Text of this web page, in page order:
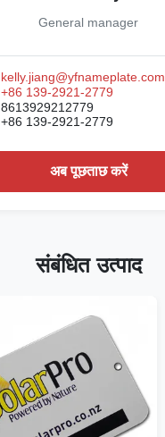
General manager
kelly.jiang@yfnameplate.com
+86 139-2921-2779
8613929212779
+86 139-2921-2779
अब पूछताछ करें
संबंधित उत्पाद